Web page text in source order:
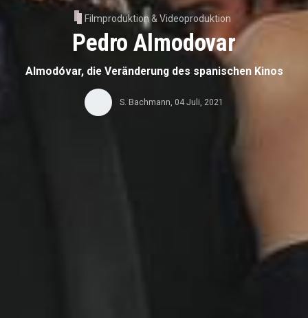
Filmproduktion & Videoproduktion
Pedro Almodovar
Almodóvar, die Veränderung des spanischen Kinos
S. Bachmann 04 Juli, 2021